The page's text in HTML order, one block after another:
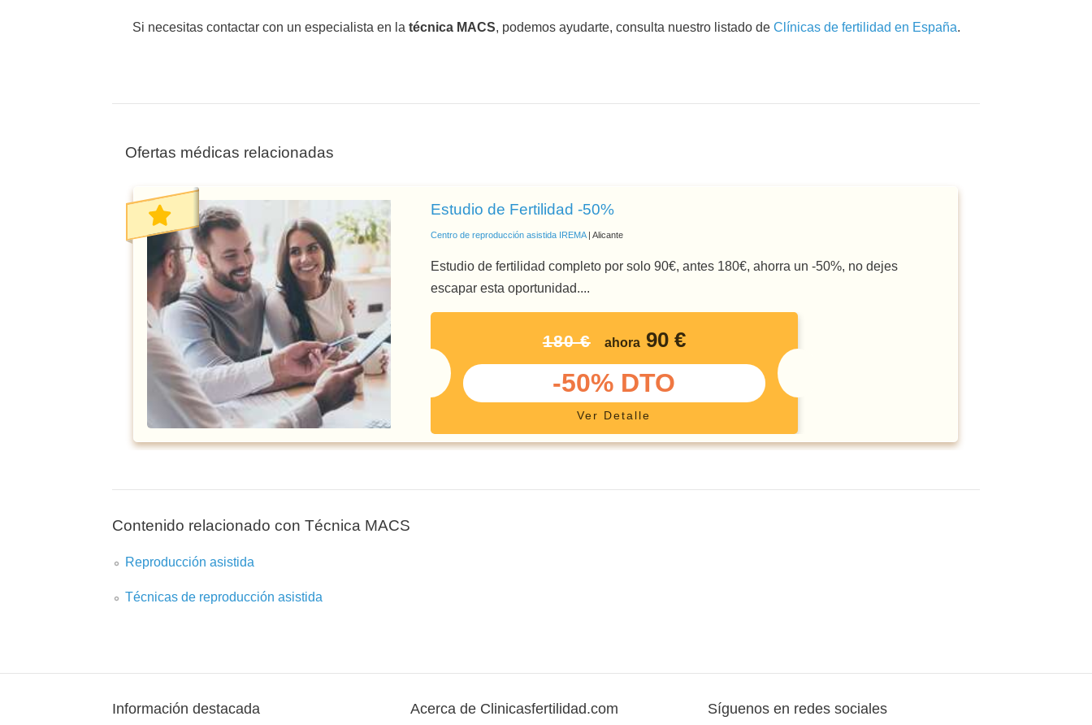
Si necesitas contactar con un especialista en la técnica MACS, podemos ayudarte, consulta nuestro listado de Clínicas de fertilidad en España.
Ofertas médicas relacionadas
Estudio de Fertilidad -50%
Centro de reproducción asistida IREMA| Alicante
Estudio de fertilidad completo por solo 90€, antes 180€, ahorra un -50%, no dejes
escapar esta oportunidad....
180 € ahora90 €
-50% DTO
Ver Detalle
Contenido relacionado con Técnica MACS
Reproducción asistida
Técnicas de reproducción asistida
Información destacada Acerca de Clinicasfertilidad.com Síguenos en redes sociales